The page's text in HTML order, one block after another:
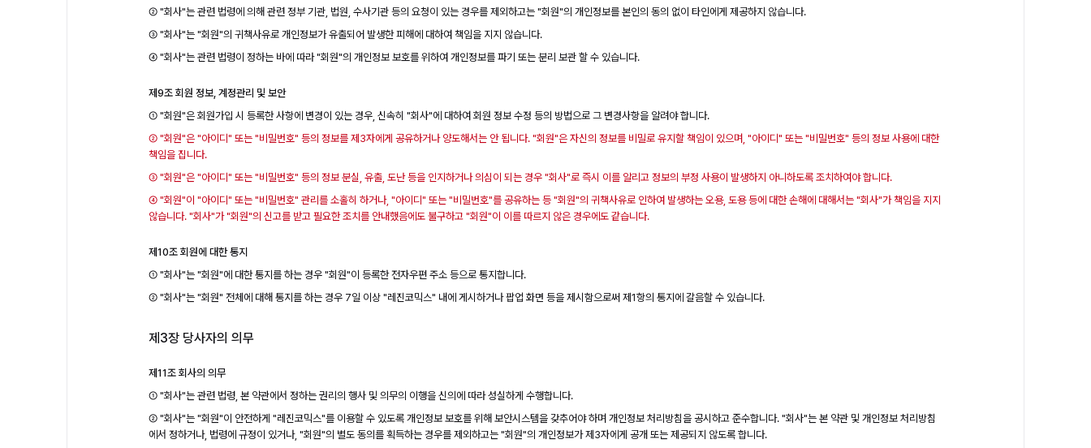
② "회사"는 관련 법령에 의해 관련 정부 기관, 법원, 수사기관 등의 요청이 있는 경우를 제외하고는 "회원"의 개인정보를 본인의 동의 없이 타인에게 제공하지 않습니다.
③ "회사"는 "회원"의 귀책사유로 개인정보가 유출되어 발생한 피해에 대하여 책임을 지지 않습니다.
④ "회사"는 관련 법령이 정하는 바에 따라 "회원"의 개인정보 보호를 위하여 개인정보를 파기 또는 분리 보관 할 수 있습니다.
제9조 회원 정보, 계정관리 및 보안
① "회원"은 회원가입 시 등록한 사항에 변경이 있는 경우, 신속히 "회사"에 대하여 회원 정보 수정 등의 방법으로 그 변경사항을 알려야 합니다.
② "회원"은 "아이디" 또는 "비밀번호" 등의 정보를 제3자에게 공유하거나 양도해서는 안 됩니다. "회원"은 자신의 정보를 비밀로 유지할 책임이 있으며, "아이디" 또는 "비밀번호" 등의 정보 사용에 대한
책임을 집니다.
③ "회원"은 "아이디" 또는 "비밀번호" 등의 정보 분실, 유출, 도난 등을 인지하거나 의심이 되는 경우 "회사"로 즉시 이를 알리고 정보의 부정 사용이 발생하지 아니하도록 조치하여야 합니다.
④ "회원"이 "아이디" 또는 "비밀번호" 관리를 소홀히 하거나, "아이디" 또는 "비밀번호"를 공유하는 등 "회원"의 귀책사유로 인하여 발생하는 오용, 도용 등에 대한 손해에 대해서는 "회사"가 책임을 지지
않습니다. "회사"가 "회원"의 신고를 받고 필요한 조치를 안내했음에도 불구하고 "회원"이 이를 따르지 않은 경우에도 같습니다.
제10조 회원에 대한 통지
① "회사"는 "회원"에 대한 통지를 하는 경우 "회원"이 등록한 전자우편 주소 등으로 통지합니다.
② "회사"는 "회원" 전체에 대해 통지를 하는 경우 7일 이상 "레진코믹스" 내에 게시하거나 팝업 화면 등을 제시함으로써 제1항의 통지에 갈음할 수 있습니다.
제3장 당사자의 의무
제11조 회사의 의무
① "회사"는 관련 법령, 본 약관에서 정하는 권리의 행사 및 의무의 이행을 신의에 따라 성실하게 수행합니다.
② "회사"는 "회원"이 안전하게 "레진코믹스"를 이용할 수 있도록 개인정보 보호를 위해 보안시스템을 갖추어야 하며 개인정보 처리방침을 공시하고 준수합니다. "회사"는 본 약관 및 개인정보 처리방침
에서 정하거나, 법령에 규정이 있거나, "회원"의 별도 동의를 획득하는 경우를 제외하고는 "회원"의 개인정보가 제3자에게 공개 또는 제공되지 않도록 합니다.